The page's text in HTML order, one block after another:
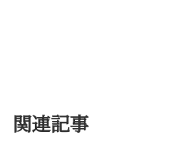
関連記事